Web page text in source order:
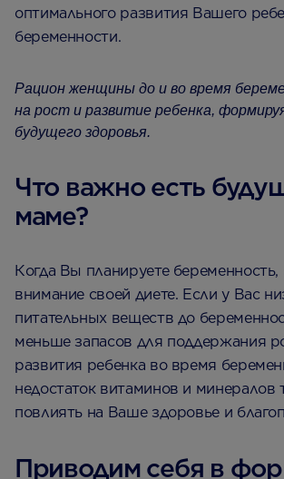
оптимального развития Вашего
беременности.
Рацион женщины до и во время
на рост и развитие ребенка,
будущего здоровья.
Что важно есть
маме?
Когда Вы планируете
внимание своей диете. Если у Вас
питательных веществ до
меньше запасов для поддержания
развития ребенка во время
недостаток витаминов и
повлиять на Ваше здоровье и
Приводим себя в